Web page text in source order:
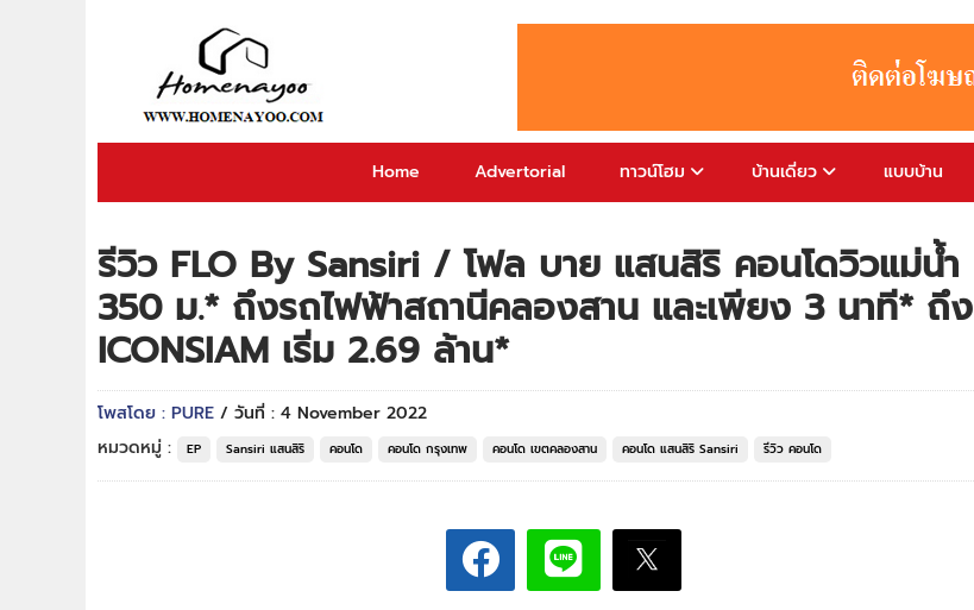
Home Advertorial ทาวน์โฮม บ้านเดี่ยว แบบบ้าน
รีวิว FLO By Sansiri / โฟล บาย แสนสิริ คอนโดวิวแม่น้ำ
350 ม.* ถึงรถไฟฟ้าสถานีคลองสาน และเพียง 3 นาที* ถึง
ICONSIAM เริ่ม 2.69 ล้าน*
โพสโดย : PURE / วันที่ : 4 November 2022
หมวดหมู่ :
EP Sansiri แสนสิริ คอนโด คอนโด กรุงเทพ คอนโด เขตคลองสาน คอนโด แสนสิริ Sansiri รีวิว คอนโด